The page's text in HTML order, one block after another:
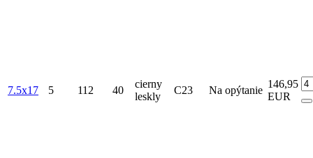
7.5x17 5 112 40
cierny
leskly
C23 Na opýtanie
146,95
EUR